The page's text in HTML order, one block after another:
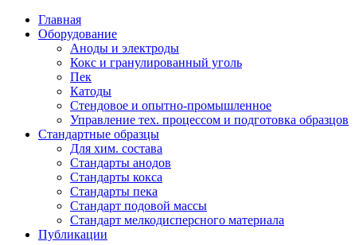
Главная
Оборудование
Аноды и электроды
Кокс и гранулированный уголь
Пек
Катоды
Стендовое и опытно-промышленное
Управление тех. процессом и подготовка образцов
Стандартные образцы
Для хим. состава
Стандарты анодов
Стандарты кокса
Стандарты пека
Стандарт подовой массы
Стандарт мелкодисперсного материала
Публикации